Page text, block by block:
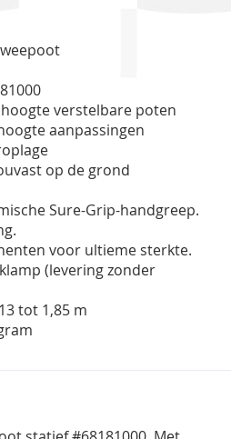
verstelbare poten
aanpassingen
op de grond
Sure-Grip-handgreep.
voor ultieme sterkte.
(levering zonder
tot 1,85 m